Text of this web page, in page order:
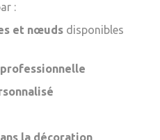
:
et nœuds disponibles
la décoration